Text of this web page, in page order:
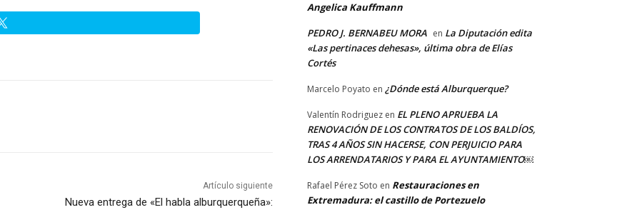
Artículo siguiente
Nueva entrega de «El habla alburquerqueña»:
Angelica Kauffmann
PEDRO J. BERNABEU MORA en La Diputación edita
«Las pertinaces dehesas», última obra de Elías
Cortés
Marcelo Poyato en ¿Dónde está Alburquerque?
Valentín Rodriguez en EL PLENO APRUEBA LA
RENOVACIÓN DE LOS CONTRATOS DE LOS BALDÍOS,
TRAS 4 AÑOS SIN HACERSE, CON PERJUICIO PARA
LOS ARRENDATARIOS Y PARA EL AYUNTAMIENTO￼
Rafael Pérez Soto en Restauraciones en
Extremadura: el castillo de Portezuelo